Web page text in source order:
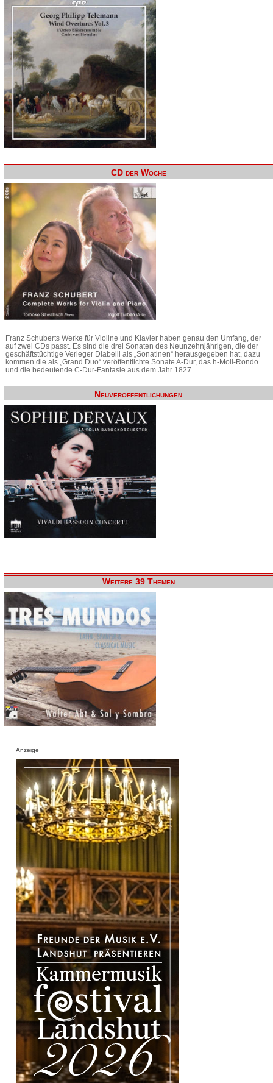
CD der Woche
Franz Schuberts Werke für Violine und Klavier haben genau den Umfang, der
auf zwei CDs passt. Es sind die drei Sonaten des Neunzehnjährigen, die der
geschäftstüchtige Verleger Diabelli als „Sonatinen“ herausgegeben hat, dazu
kommen die als „Grand Duo“ veröffentlichte Sonate A-Dur, das h-Moll-Rondo
und die bedeutende C-Dur-Fantasie aus dem Jahr 1827.
Neuveröffentlichungen
Weitere 39 Themen
Anzeige